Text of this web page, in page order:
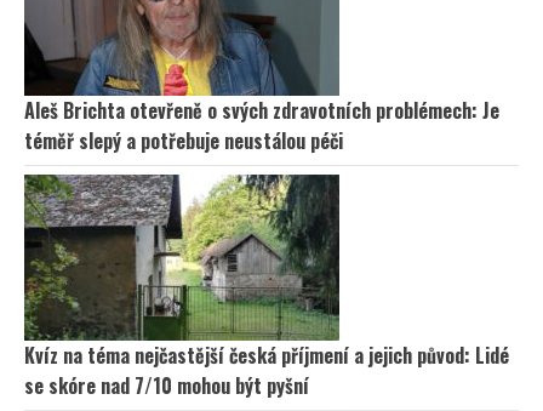
Aleš Brichta otevřeně o svých zdravotních problémech: Je
téměř slepý a potřebuje neustálou péči
Kvíz na téma nejčastější česká příjmení a jejich původ: Lidé
se skóre nad 7/10 mohou být pyšní